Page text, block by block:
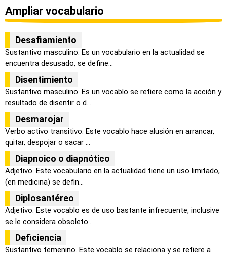
Ampliar vocabulario
Desafiamiento
Sustantivo masculino. Es un vocabulario en la actualidad se
encuentra desusado, se define...
Disentimiento
Sustantivo masculino. Es un vocablo se refiere como la acción y
resultado de disentir o d...
Desmarojar
Verbo activo transitivo. Este vocablo hace alusión en arrancar,
quitar, despojar o sacar ...
Diapnoico o diapnótico
Adjetivo. Este vocabulario en la actualidad tiene un uso limitado,
(en medicina) se defin...
Diplosantéreo
Adjetivo. Este vocablo es de uso bastante infrecuente, inclusive
se le considera obsoleto...
Deficiencia
Sustantivo femenino. Este vocablo se relaciona y se refiere a